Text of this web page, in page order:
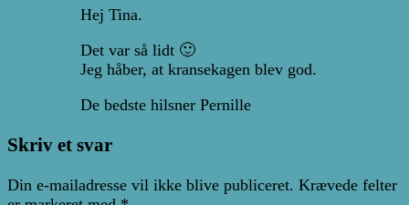
Hej Tina.
Det var så lidt 🙂
Jeg håber, at kransekagen blev god.
De bedste hilsner Pernille
Skriv et svar
Din e-mailadresse vil ikke blive publiceret. Krævede felter